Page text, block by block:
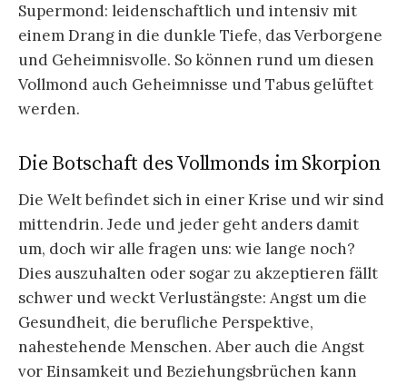
Supermond: leidenschaftlich und intensiv mit
einem Drang in die dunkle Tiefe, das Verborgene
und Geheimnisvolle. So können rund um diesen
Vollmond auch Geheimnisse und Tabus gelüftet
werden.
Die Botschaft des Vollmonds im Skorpion
Die Welt befindet sich in einer Krise und wir sind
mittendrin. Jede und jeder geht anders damit
um, doch wir alle fragen uns: wie lange noch?
Dies auszuhalten oder sogar zu akzeptieren fällt
schwer und weckt Verlustängste: Angst um die
Gesundheit, die berufliche Perspektive,
nahestehende Menschen. Aber auch die Angst
vor Einsamkeit und Beziehungsbrüchen kann